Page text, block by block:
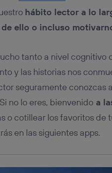
hábito lector a lo
ello o incluso
tanto a nivel cognitivo
y las historias nos
seguramente conozcas
no lo eres, bienvenidoa
o cotillear los favoritos de
en las siguientes apps.
y consienta el uso de la
conexión de banda ancha(p.
su consentimiento.
en la navegación del usuario del
los consentimientos Utiq
página web o visitando el
consulta la política de